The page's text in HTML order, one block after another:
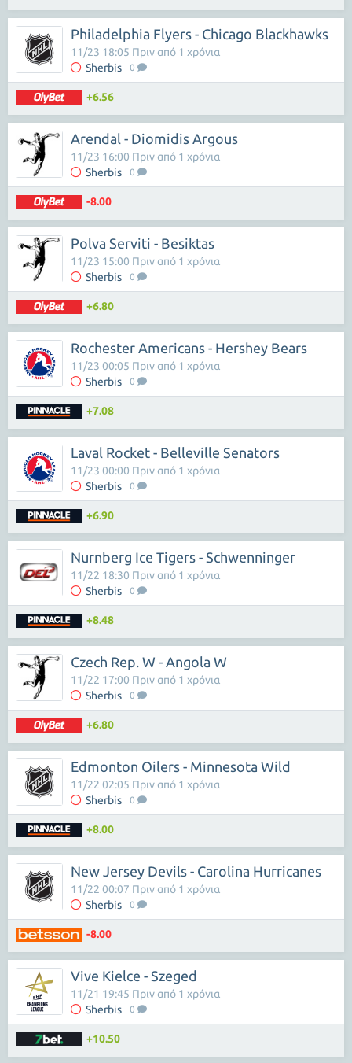
Philadelphia Flyers - Chicago Blackhawks
Sherbis 0
11/23 18:05 Πριν από 1 χρόνια
+6.56
Arendal - Diomidis Argous
Sherbis 0
11/23 16:00 Πριν από 1 χρόνια
-8.00
Polva Serviti - Besiktas
Sherbis 0
11/23 15:00 Πριν από 1 χρόνια
+6.80
Rochester Americans - Hershey Bears
Sherbis 0
11/23 00:05 Πριν από 1 χρόνια
+7.08
Laval Rocket - Belleville Senators
Sherbis 0
11/23 00:00 Πριν από 1 χρόνια
+6.90
Nurnberg Ice Tigers - Schwenninger
Sherbis 0
11/22 18:30 Πριν από 1 χρόνια
+8.48
Czech Rep. W - Angola W
Sherbis 0
11/22 17:00 Πριν από 1 χρόνια
+6.80
Edmonton Oilers - Minnesota Wild
Sherbis 0
11/22 02:05 Πριν από 1 χρόνια
+8.00
New Jersey Devils - Carolina Hurricanes
Sherbis 0
11/22 00:07 Πριν από 1 χρόνια
-8.00
Vive Kielce - Szeged
Sherbis 0
11/21 19:45 Πριν από 1 χρόνια
+10.50